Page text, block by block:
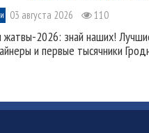
03 августа 2026 110
жатвы-2026: знай наших!
и первые тысячники